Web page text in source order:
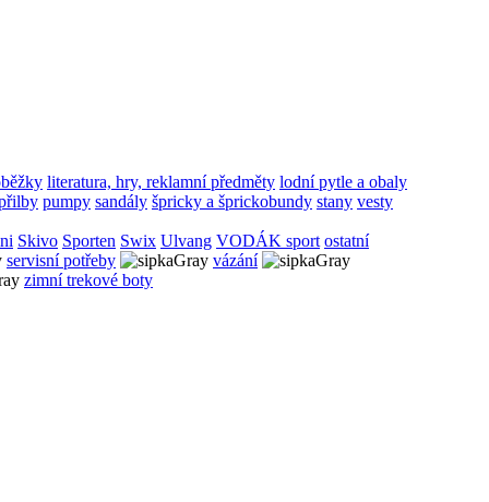
literatura, hry, reklamní předměty lodní pytle a obaly
pumpy sandály špricky a šprickobundy stany vesty
Skivo Sporten Swix Ulvang VODÁK sport ostatní
servisní potřeby
vázání
zimní trekové boty